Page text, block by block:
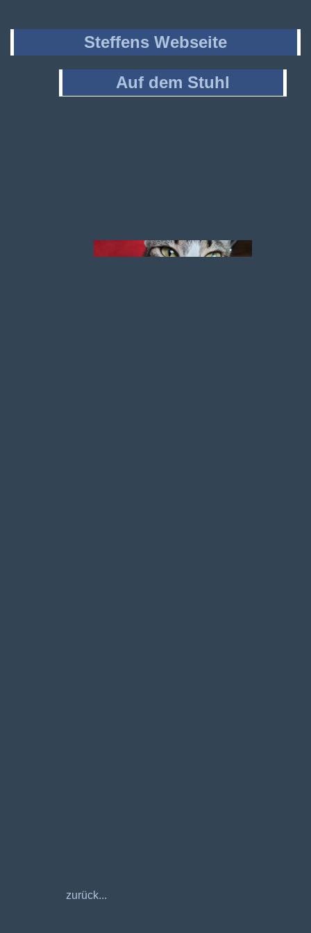
Steffens Webseite
Auf dem Stuhl
zurück...